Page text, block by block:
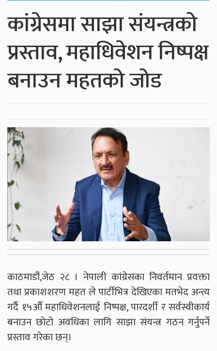
कांग्रेसमा साझा संयन्त्रको
प्रस्ताव, महाधिवेशन निष्पक्ष
बनाउन महतको जोड
काठमाडौं,जेठ २८ । नेपाली कांग्रेसका निवर्तमान प्रवक्ता
तथा प्रकाशशरण महत ले पार्टीभित्र देखिएका मतभेद अन्त्य
गर्दै १५औँ महाधिवेशनलाई निष्पक्ष, पारदर्शी र सर्वस्वीकार्य
बनाउन छोटो अवधिका लागि साझा संयन्त्र गठन गर्नुपर्ने
प्रस्ताव गरेका छन्।